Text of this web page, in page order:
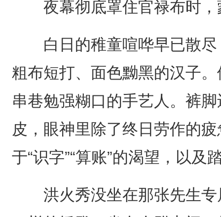
夜幕彻底罩住官禄布时，
白日的稚童喧哗早已散尽
粗布短打、面色黝黑的汉子
串巷勉强糊口的手艺人。裤
皮，眼神里除了终日劳作的
于“识字”“算账”的渴望，以
洪火秀没坐在那张先生专